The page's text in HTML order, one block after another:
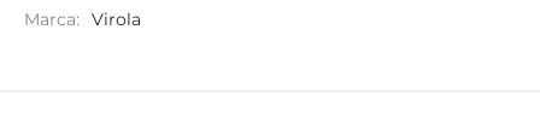
Marca:
Virola